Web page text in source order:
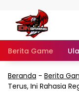
Berita Game
Beranda - Berita
Terus, Ini Rahasia